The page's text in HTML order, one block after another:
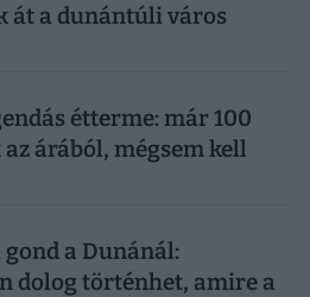
át a dunántúli város
étterme: már 100
árából, mégsem kell
a Dunánál:
dolog történhet, amire a